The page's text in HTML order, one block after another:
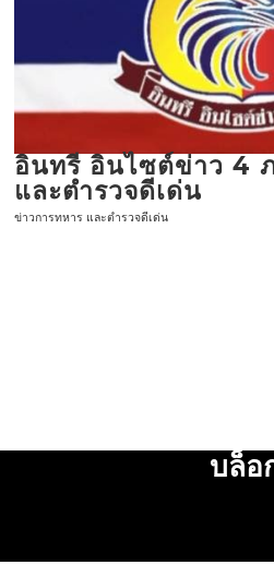
อินทรี อินไซต์ข่าว 4
และตำรวจดีเด่น
ข่าวการทหาร และตำรวจดีเด่น
บล็อ